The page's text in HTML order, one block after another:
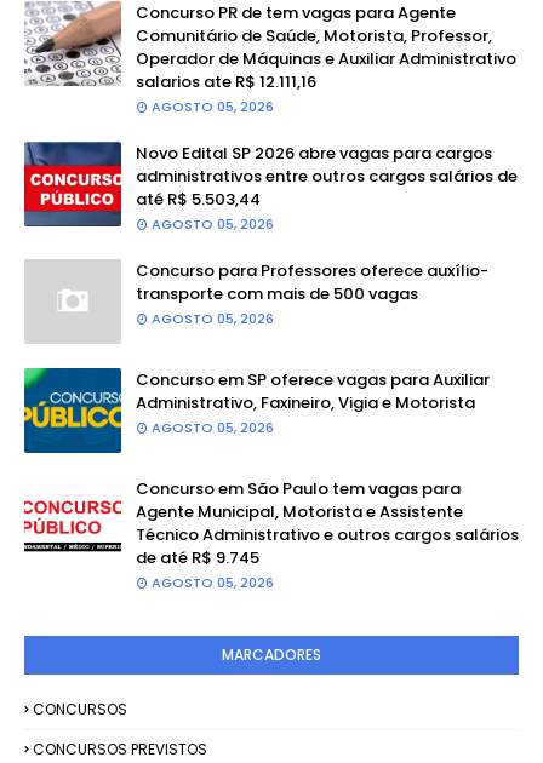
Concurso PR de tem vagas para Agente
Comunitário de Saúde, Motorista, Professor,
Operador de Máquinas e Auxiliar Administrativo
salarios ate R$ 12.111,16
AGOSTO 05, 2026
Novo Edital SP 2026 abre vagas para cargos
administrativos entre outros cargos salários de
até R$ 5.503,44
AGOSTO 05, 2026
Concurso para Professores oferece auxílio-
transporte com mais de 500 vagas
AGOSTO 05, 2026
Concurso em SP oferece vagas para Auxiliar
Administrativo, Faxineiro, Vigia e Motorista
AGOSTO 05, 2026
Concurso em São Paulo tem vagas para
Agente Municipal, Motorista e Assistente
Técnico Administrativo e outros cargos salários
de até R$ 9.745
AGOSTO 05, 2026
MARCADORES
CONCURSOS
CONCURSOS PREVISTOS